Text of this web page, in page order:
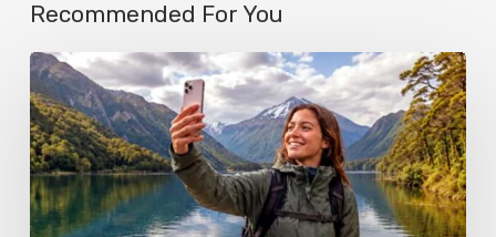
Recommended For You
Los
celulares
que
ya
se